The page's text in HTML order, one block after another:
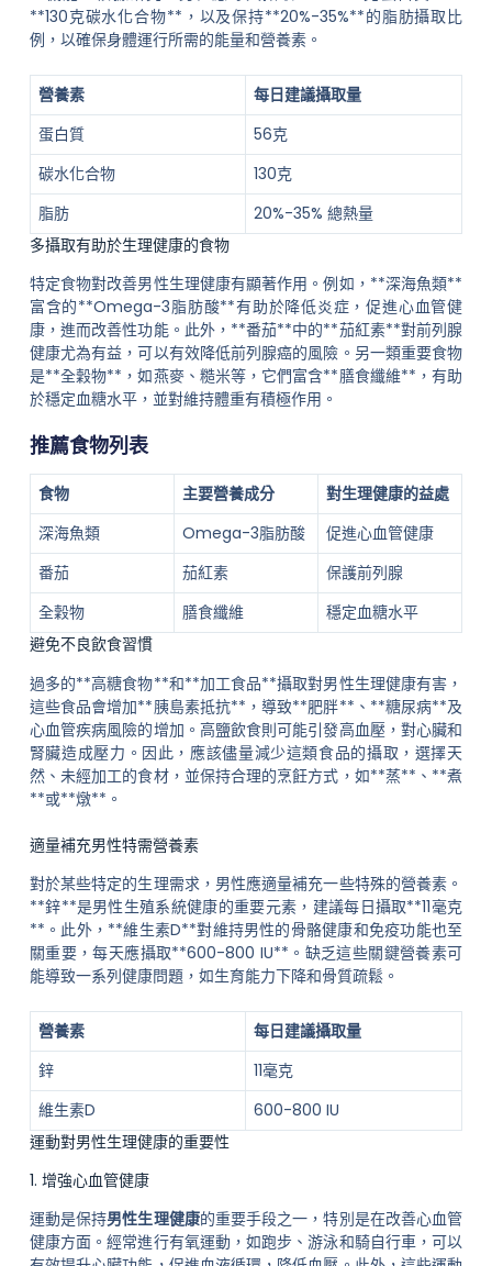
**130克碳水化合物**，以及保持**20%-35%**的脂肪攝取比
例，以確保身體運行所需的能量和營養素。
營養素
每日建議攝取量
蛋白質
56克
碳水化合物
130克
脂肪
20%-35% 總熱量
多攝取有助於生理健康的食物
特定食物對改善男性生理健康有顯著作用。例如，**深海魚類**
富含的**Omega-3脂肪酸**有助於降低炎症，促進心血管健
康，進而改善性功能。此外，**番茄**中的**茄紅素**對前列腺
健康尤為有益，可以有效降低前列腺癌的風險。另一類重要食物
是**全穀物**，如燕麥、糙米等，它們富含**膳食纖維**，有助
於穩定血糖水平，並對維持體重有積極作用。
推薦食物列表
食物 主要營養成分
對生理健康的益處
深海魚類
Omega-3脂肪酸
促進心血管健康
番茄
茄紅素
保護前列腺
全穀物
膳食纖維
穩定血糖水平
避免不良飲食習慣
過多的**高糖食物**和**加工食品**攝取對男性生理健康有害，
這些食品會增加**胰島素抵抗**，導致**肥胖**、**糖尿病**及
心血管疾病風險的增加。高鹽飲食則可能引發高血壓，對心臟和
腎臟造成壓力。因此，應該儘量減少這類食品的攝取，選擇天
然、未經加工的食材，並保持合理的烹飪方式，如**蒸**、**煮
**或**燉**。
適量補充男性特需營養素
對於某些特定的生理需求，男性應適量補充一些特殊的營養素。
**鋅**是男性生殖系統健康的重要元素，建議每日攝取**11毫克
**。此外，**維生素D**對維持男性的骨骼健康和免疫功能也至
關重要，每天應攝取**600-800 IU**。缺乏這些關鍵營養素可
能導致一系列健康問題，如生育能力下降和骨質疏鬆。
營養素
每日建議攝取量
鋅
11毫克
維生素D
600-800 IU
運動對男性生理健康的重要性
1. 增強心血管健康
運動是保持男性生理健康的重要手段之一，特別是在改善心血管
健康方面。經常進行有氧運動，如跑步、游泳和騎自行車，可以